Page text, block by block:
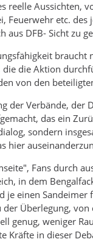
reelle Aussichten,
Feuerwehr etc.
aus DFB- Sicht zu
die Aktion
von den
der Verbände, der
das ein
sondern
hier
Fans durch
in dem
je einen Sandeimer
Überlegung,
genug, weniger
Kräfte in dieser